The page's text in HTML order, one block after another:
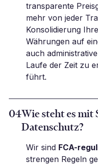
transparente
mehr von jeder
Konsolidierung
Währungen auf
auch
Laufe der Zeit zu
führt.
04Wie steht es mit
Datenschutz?
Wir sind FCA-
strengen Regeln